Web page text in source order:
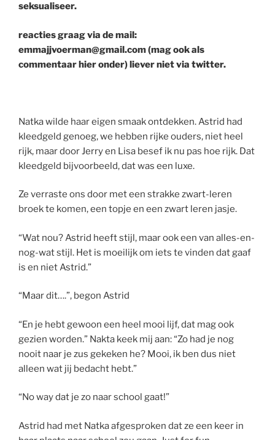
seksualiseer.
reacties graag via de mail:
emmajjvoerman@gmail.com (mag ook als
commentaar hier onder) liever niet via twitter.
Natka wilde haar eigen smaak ontdekken. Astrid had
kleedgeld genoeg, we hebben rijke ouders, niet heel
rijk, maar door Jerry en Lisa besef ik nu pas hoe rijk. Dat
kleedgeld bijvoorbeeld, dat was een luxe.
Ze verraste ons door met een strakke zwart-leren
broek te komen, een topje en een zwart leren jasje.
“Wat nou? Astrid heeft stijl, maar ook een van alles-en-
nog-wat stijl. Het is moeilijk om iets te vinden dat gaaf
is en niet Astrid.”
“Maar dit….”, begon Astrid
“En je hebt gewoon een heel mooi lijf, dat mag ook
gezien worden.” Nakta keek mij aan: “Zo had je nog
nooit naar je zus gekeken he? Mooi, ik ben dus niet
alleen wat jij bedacht hebt.”
“No way dat je zo naar school gaat!”
Astrid had met Natka afgesproken dat ze een keer in